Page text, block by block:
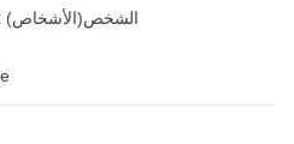
1~2 الشخص(الأشخاص)